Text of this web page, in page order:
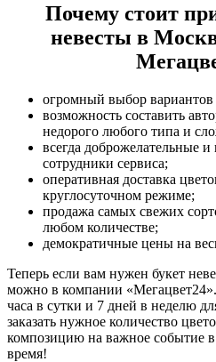
Почему стоит
невесты в
огромный выбор
возможность составить
недорого любого типа и
всегда доброжелательные
сотрудники сервиса;
оперативная доставка
круглосуточном режиме;
продажа самых свежих
любом количестве;
демократичные цены на
Теперь если вам нужен букет
можно в компании
часа в сутки и 7 дней в неделю
заказать нужное количество
композицию на важное событие
время!